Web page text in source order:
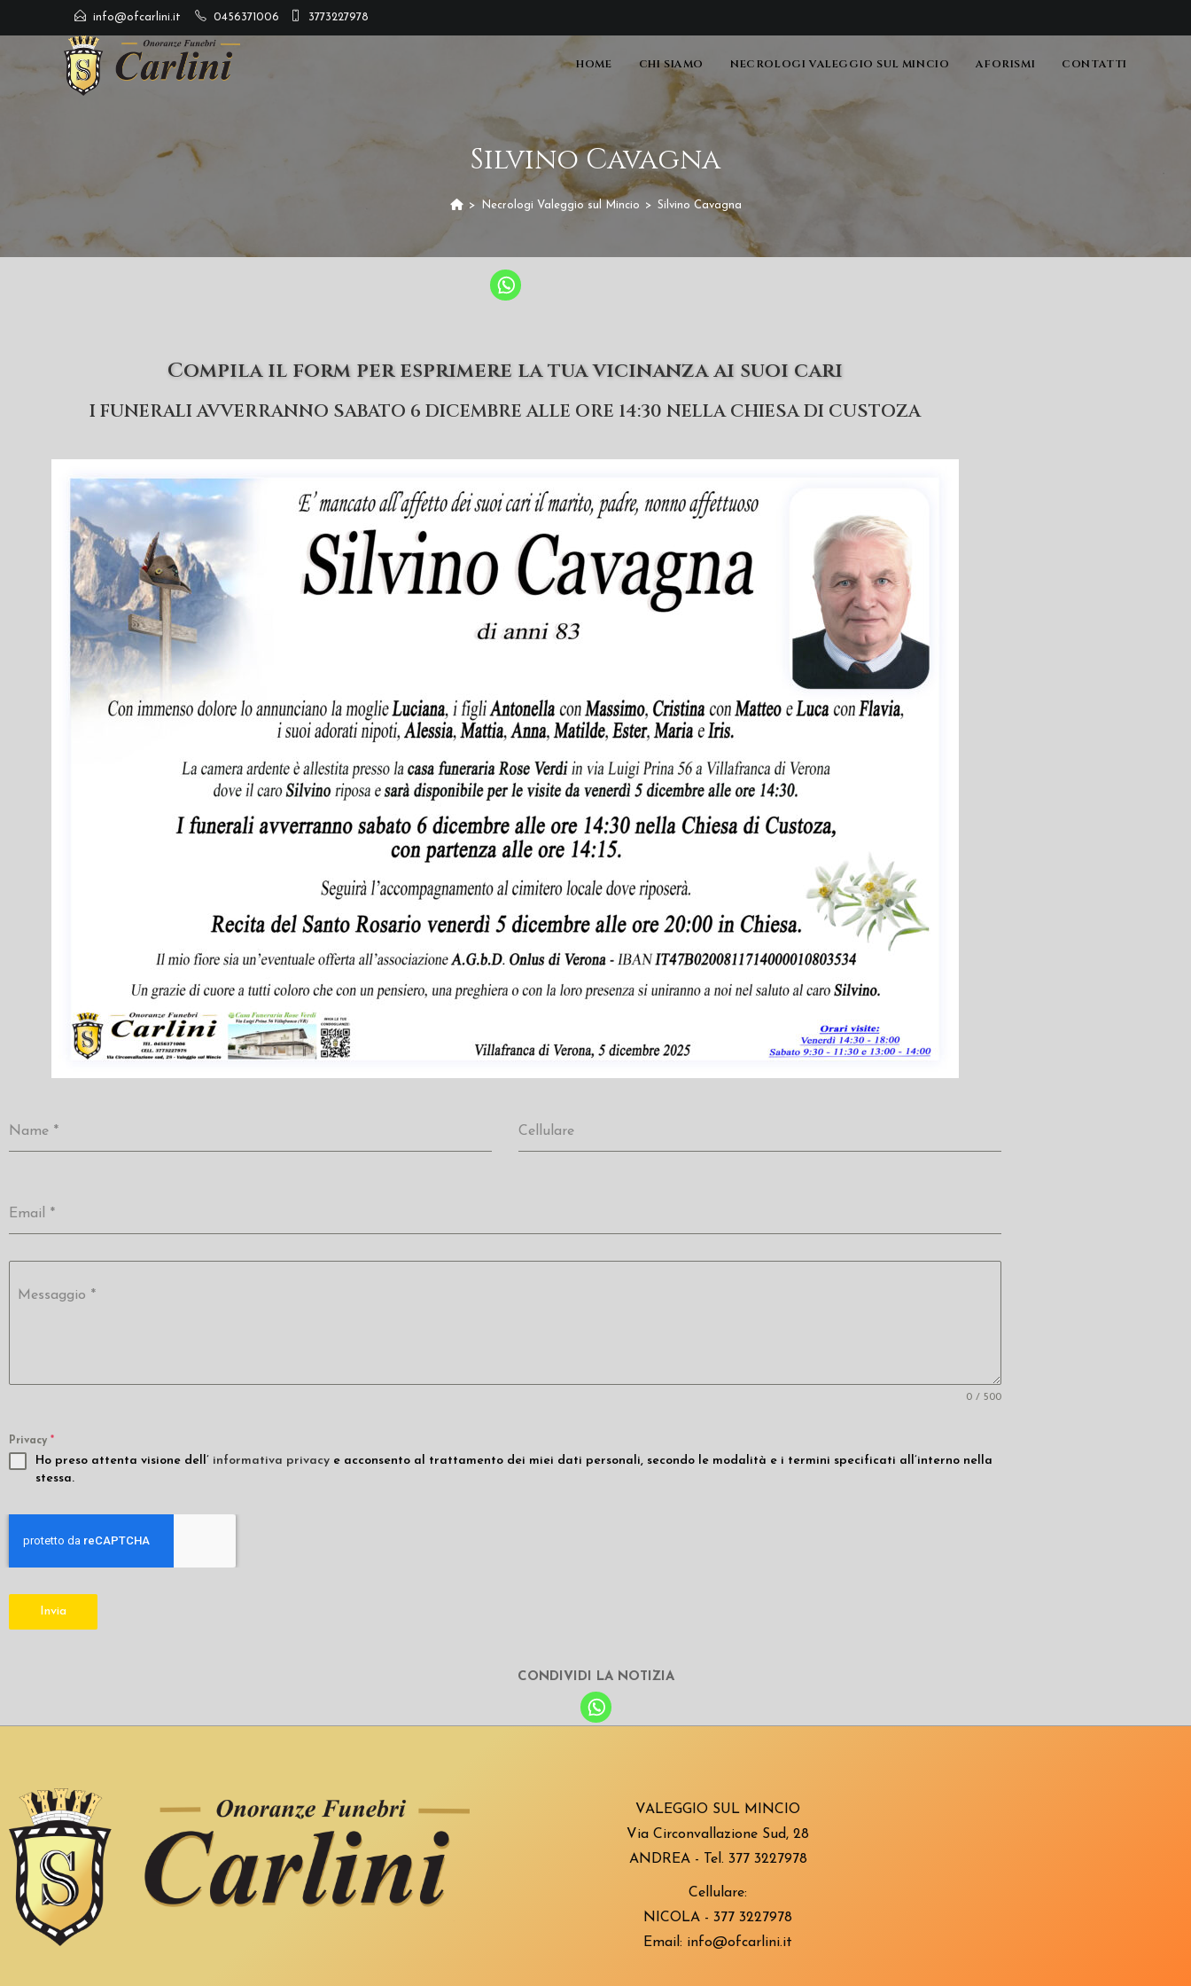
info@ofcarlini.it 0456371006 3773227978
HOME CHI SIAMO NECROLOGI VALEGGIO SUL MINCIO AFORISMI CONTATTI
Silvino Cavagna
> Necrologi Valeggio sul Mincio > Silvino Cavagna
Compila il form per esprimere la tua vicinanza ai suoi cari
I FUNERALI AVVERRANNO SABATO 6 DICEMBRE ALLE ORE 14:30 NELLA CHIESA DI CUSTOZA
Name * Cellulare
Email *
Messaggio *
0 / 500
Privacy *
Ho preso attenta visione dell’ informativa privacy e acconsento al trattamento dei miei dati personali, secondo le modalità e i termini specificati all’interno nella
stessa.
Invia
CONDIVIDI LA NOTIZIA
VALEGGIO SUL MINCIO
Via Circonvallazione Sud, 28
ANDREA - Tel. 377 3227978
Cellulare:
NICOLA - 377 3227978
Email: info@ofcarlini.it